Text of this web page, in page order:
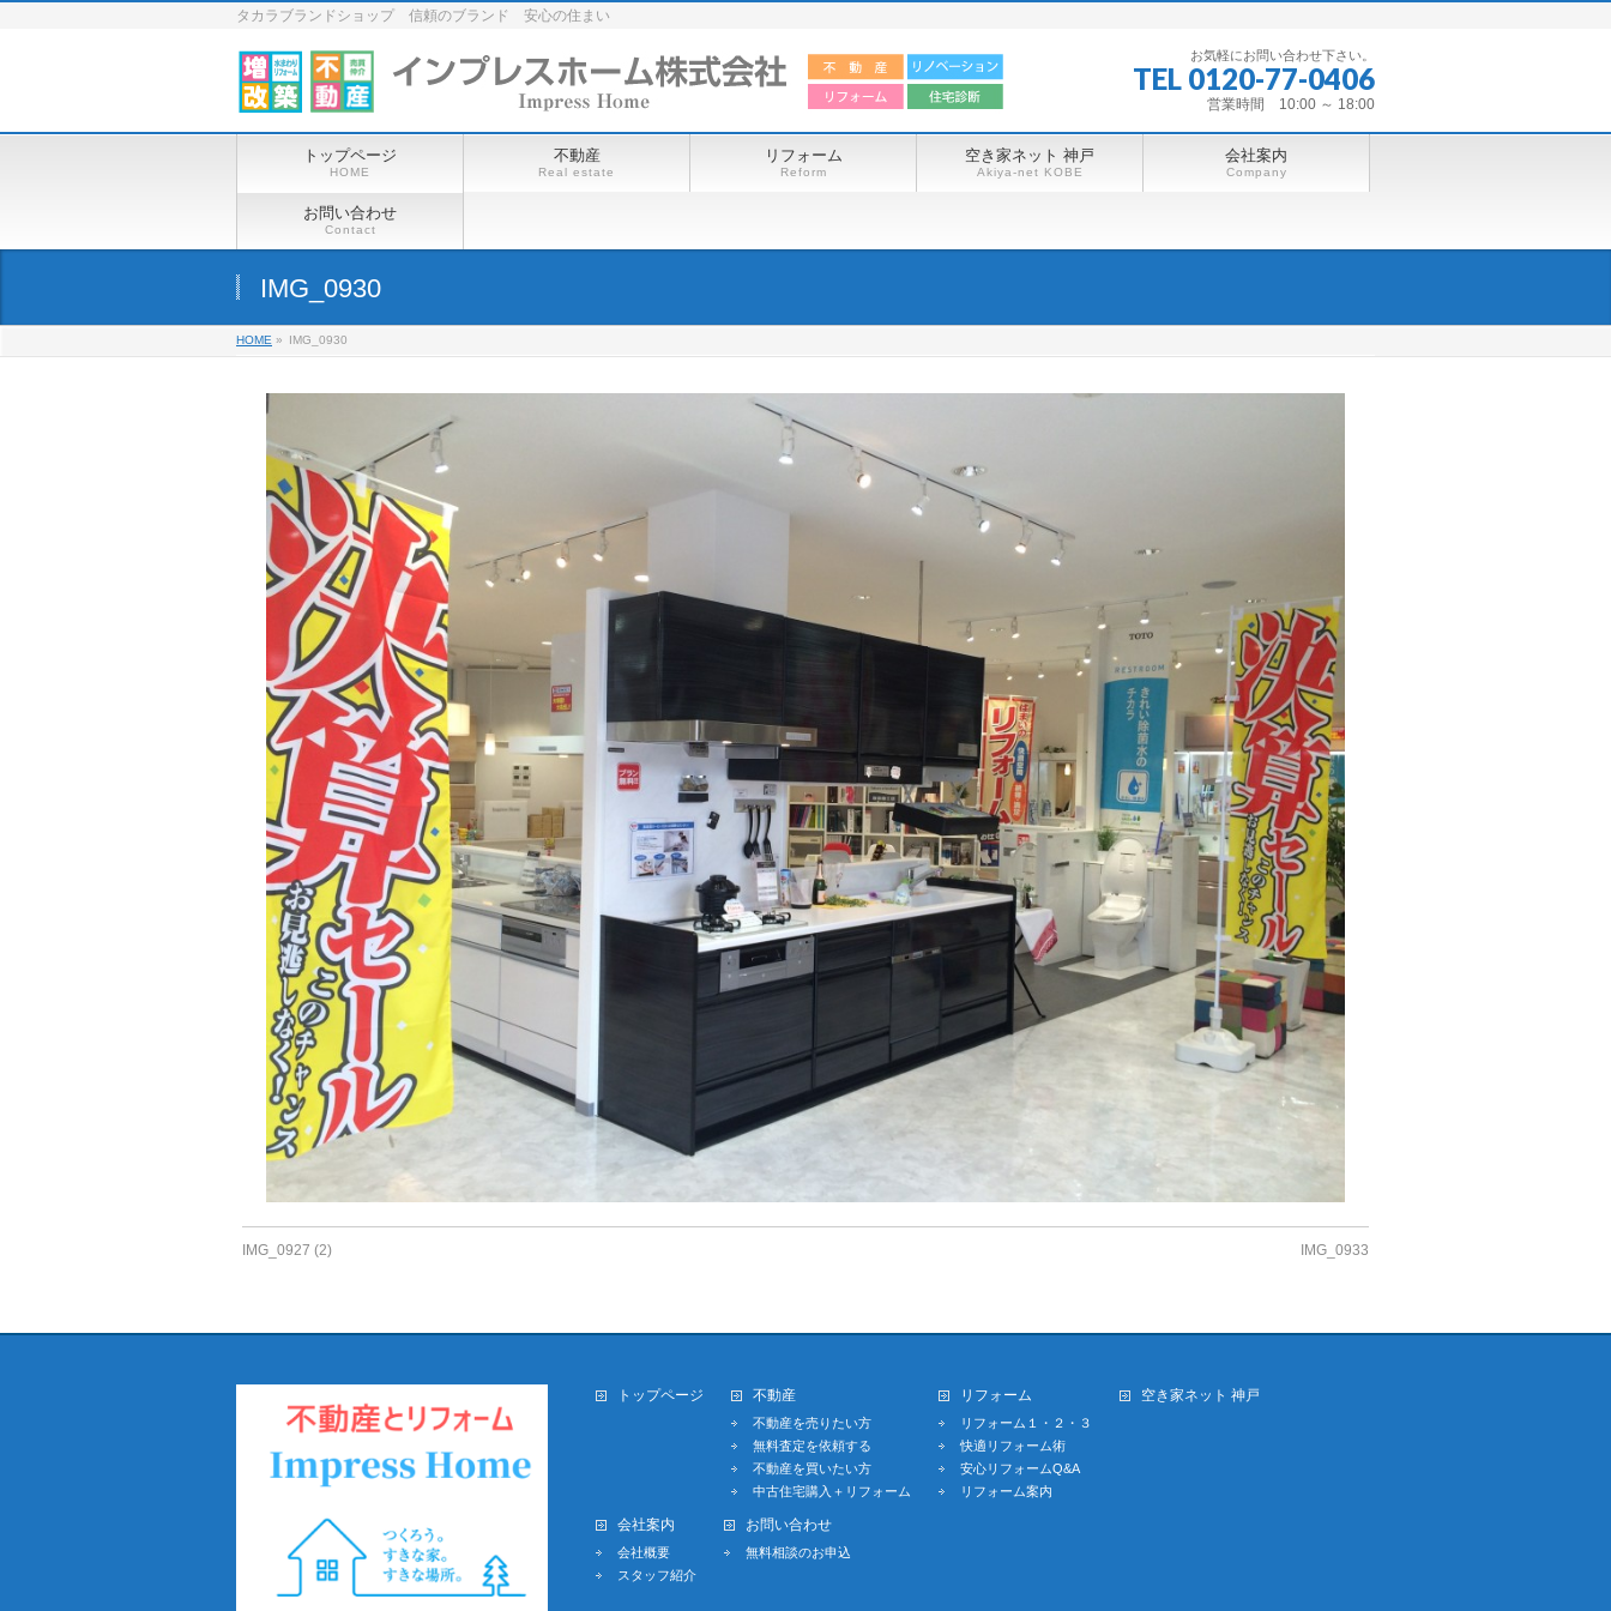
タカラブランドショップ 信頼のブランド 安心の住まい
お気軽にお問い合わせ下さい。
TEL 0120-77-0406
営業時間 10:00 ～ 18:00
トップページ
HOME
不動産
Real estate
リフォーム
Reform
空き家ネット 神戸
Akiya-net KOBE
会社案内
Company
お問い合わせ
Contact
IMG_0930
HOME » IMG_0930
IMG_0927 (2) IMG_0933
トップページ 不動産
不動産を売りたい方
無料査定を依頼する
不動産を買いたい方
中古住宅購入＋リフォーム
リフォーム
リフォーム１・２・３
快適リフォーム術
安心リフォームQ&A
リフォーム案内
空き家ネット 神戸
会社案内
会社概要
スタッフ紹介
お問い合わせ
無料相談のお申込